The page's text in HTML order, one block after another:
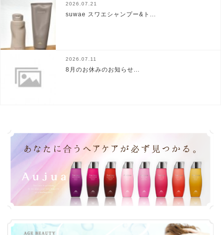
2026.07.21
suwae スワエシャンプー&ト...
2026.07.11
8月のお休みのお知らせ...